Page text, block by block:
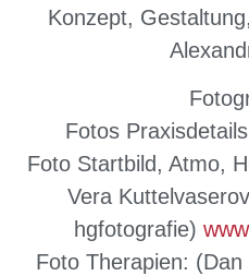
Konzept,
Fotos
Foto Startbild, Atmo,
Vera
hgfotografie)
Foto Therapien: (Dan